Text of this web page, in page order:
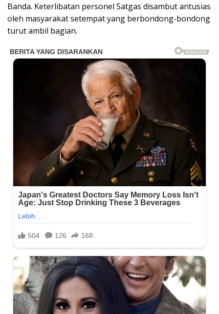
Banda. Keterlibatan personel Satgas disambut antusias
oleh masyarakat setempat yang berbondong-bondong
turut ambil bagian.